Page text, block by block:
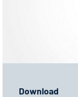
Download